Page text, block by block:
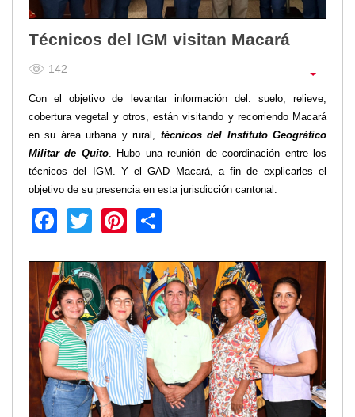
Técnicos del IGM visitan Macará
142
Con el objetivo de levantar información del: suelo, relieve,
cobertura vegetal y otros, están visitando y recorriendo Macará
en su área urbana y rural,
técnicos del Instituto Geográfico
Militar de Quito. Hubo una reunión de coordinación entre los
técnicos del IGM. Y el GAD Macará, a fin de explicarles el
objetivo de su presencia en esta jurisdicción cantonal.
Facebook
TwitterPinterest
Convenios
Eventos
Socializaciones
Reuniones
Deportes
Social
Transparencia
LOTAIP
GAD Macará
2026
2020
2024
2023
2022
2021
2016
2019